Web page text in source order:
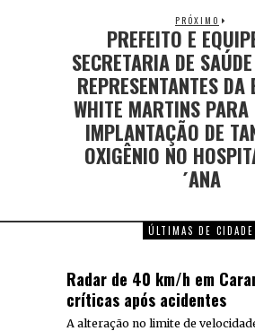
PRÓXIMO
PREFEITO E
SECRETARIA DE
REPRESENTANTES DA
WHITE MARTINS
IMPLANTAÇÃO DE
OXIGÊNIO NO
´ANA
ÚLTIMAS DE CIDADE
Radar de 40 km/h em
críticas após acidentes
A alteração no limite de